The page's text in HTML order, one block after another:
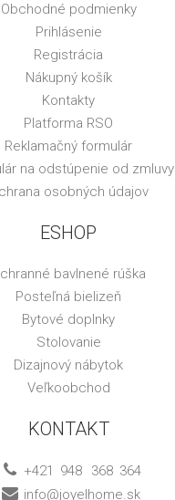
Obchodné podmienky
Prihlásenie
Registrácia
Nákupný košík
Kontakty
Platforma RSO
Reklamačný formulár
na odstúpenie od zmluvy
osobných údajov
ESHOP
bavlnené rúška
Posteľná bielizeň
Bytové doplnky
Stolovanie
Dizajnový nábytok
Veľkoobchod
KONTAKT
+421 948 368 364
info@joyelhome.sk